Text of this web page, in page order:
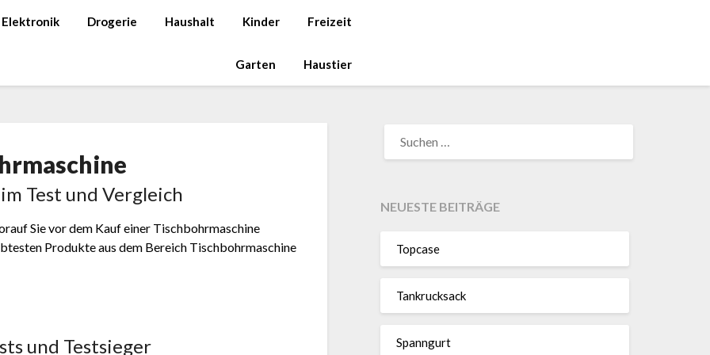
Elektronik Drogerie Haushalt Kinder Freizeit
Garten Haustier
Test und Vergleich
Sie vor dem Kauf einer Tischbohrmaschine
Produkte aus dem Bereich Tischbohrmaschine
und Testsieger
NACH:
NEUESTE BEITRÄGE
Topcase
Tan­kruck­sack
Spann­gurt